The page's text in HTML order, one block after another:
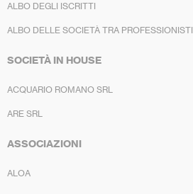
ALBO DEGLI ISCRITTI
ALBO DELLE SOCIETÀ TRA PROFESSIONISTI
SOCIETÀ IN HOUSE
ACQUARIO ROMANO SRL
ARE SRL
ASSOCIAZIONI
ALOA